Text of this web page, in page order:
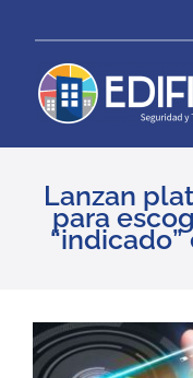
content
Plan
Blog
Lanzan
para
View
Larger